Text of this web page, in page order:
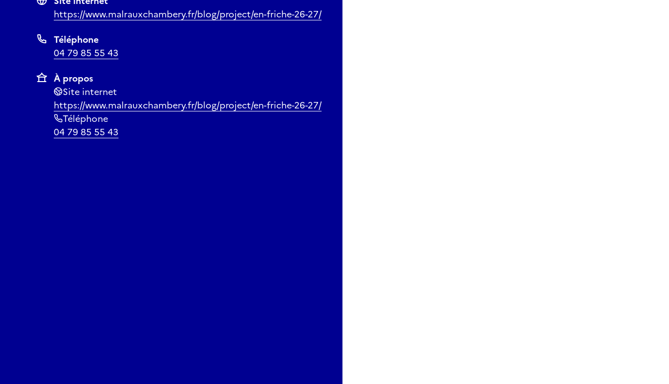
https://www.malrauxchambery.fr/blog/project/en-friche-26-27/
Téléphone
04 79 85 55 43
À propos
Site internet
https://www.malrauxchambery.fr/blog/project/en-friche-26-27/
Téléphone
04 79 85 55 43